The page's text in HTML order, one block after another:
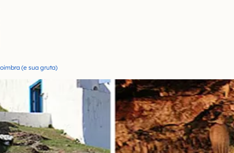
(e sua gruta)